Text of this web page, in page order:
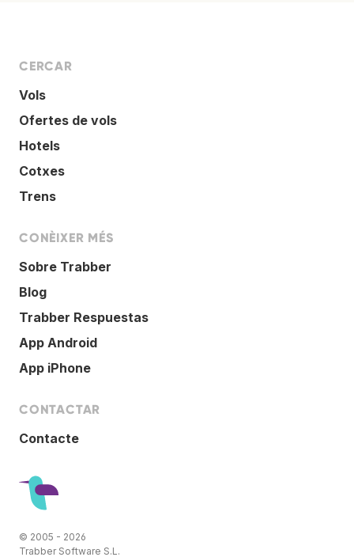
CERCAR
Vols
Ofertes de vols
Hotels
Cotxes
Trens
CONÈIXER MÉS
Sobre Trabber
Blog
Trabber Respuestas
App Android
App iPhone
CONTACTAR
Contacte
© 2005 - 2026
Trabber Software S.L.